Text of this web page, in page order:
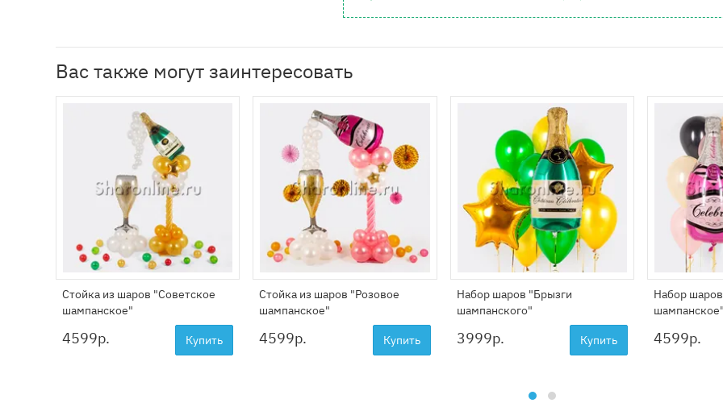
Вас также могут заинтересовать
Стойка из шаров "Советское
шампанское"
4599р. Купить
Стойка из шаров "Розовое
шампанское"
4599р. Купить
Набор шаров "Брызги
шампанского"
3999р. Купить
Набор
шампанское"
4599р.